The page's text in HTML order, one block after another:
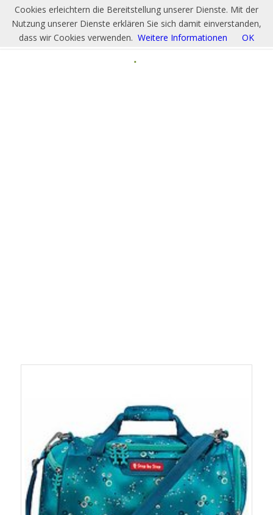
Cookies erleichtern die Bereitstellung unserer Dienste. Mit der
Nutzung unserer Dienste erklären Sie sich damit einverstanden,
dass wir Cookies verwenden. Weitere Informationen OK